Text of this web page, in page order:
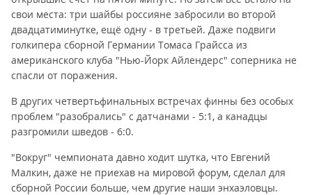
свои места: три шайбы россияне забросили во второй
двадцатиминутке, ещё одну - в третьей. Даже подвиги
голкипера сборной Германии Томаса Грайсса из
американского клуба "Нью-Йорк Айлендерс" соперника не
спасли от поражения.
В других четвертьфинальных встречах финны без особых
проблем "разобрались" с датчанами - 5:1, а канадцы
разгромили шведов - 6:0.
"Вокруг" чемпионата давно ходит шутка, что Евгений
Малкин, даже не приехав на мировой форум, сделал для
сборной России больше, чем другие наши энхаэловцы.